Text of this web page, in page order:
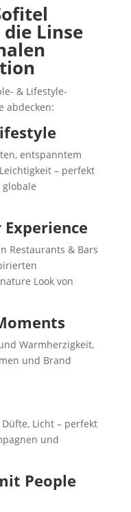
Linse
& Lifestyle-
abdecken:
entspanntem
– perfekt
Restaurants & Bars
Look von
Warmherzigkeit,
und Brand
Licht – perfekt
und
People